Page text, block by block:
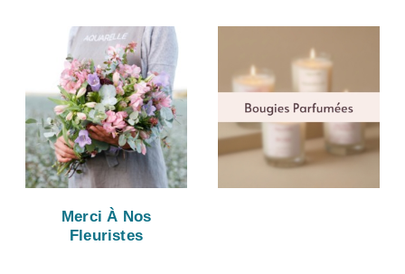
Merci À Nos
Fleuristes